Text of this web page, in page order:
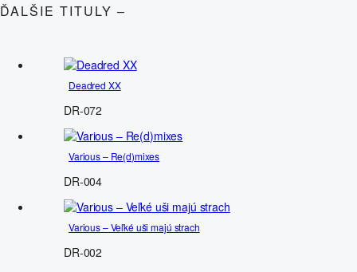
ĎALŠIE TITULY –
Deadred XX
DR-072
Various – Re(d)mixes
DR-004
Various – Veľké uši majú strach
DR-002